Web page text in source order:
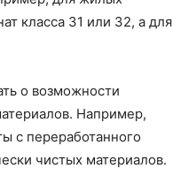
класса 31 или 32, а для
о возможности
Например,
с переработанного
чистых материалов.